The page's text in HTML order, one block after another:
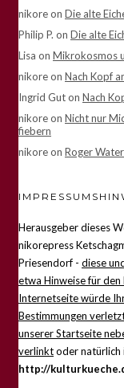
nikoreon Die alte
Philip P. on Die alte
Lisa on Mikrokosmos
nikoreon Nach Kopf
Ingrid Guton Nach
nikoreon Nicht nur
fiebern
nikoreon Roger
Herausgeber dieses
nikorepress
Priesendorf - diese
etwa Hinweise für den
Internetseite würde
Bestimmungen
unserer Startseite
verlinktoder natürlich
http://